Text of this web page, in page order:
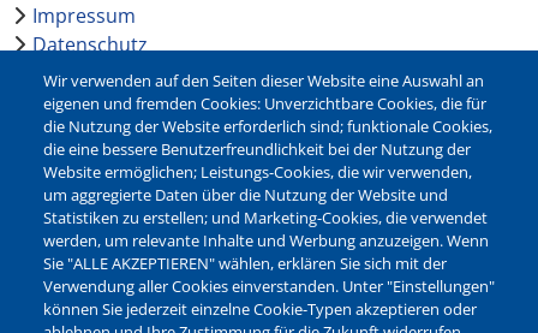
Impressum
Datenschutz
Barrierefreiheit
Leichte Sprache
Bankverbindungen
Pressestelle
Kontakt
NEWSLETTER
Jetzt die verschiedenen Newsletter der Stadt Waltrop
abonnieren:
Wir verwenden auf den Seiten dieser Website eine Auswahl an
eigenen und fremden Cookies: Unverzichtbare Cookies, die für
die Nutzung der Website erforderlich sind; funktionale Cookies,
die eine bessere Benutzerfreundlichkeit bei der Nutzung der
Website ermöglichen; Leistungs-Cookies, die wir verwenden,
um aggregierte Daten über die Nutzung der Website und
Statistiken zu erstellen; und Marketing-Cookies, die verwendet
werden, um relevante Inhalte und Werbung anzuzeigen. Wenn
Sie "ALLE AKZEPTIEREN" wählen, erklären Sie sich mit der
Verwendung aller Cookies einverstanden. Unter "Einstellungen"
können Sie jederzeit einzelne Cookie-Typen akzeptieren oder